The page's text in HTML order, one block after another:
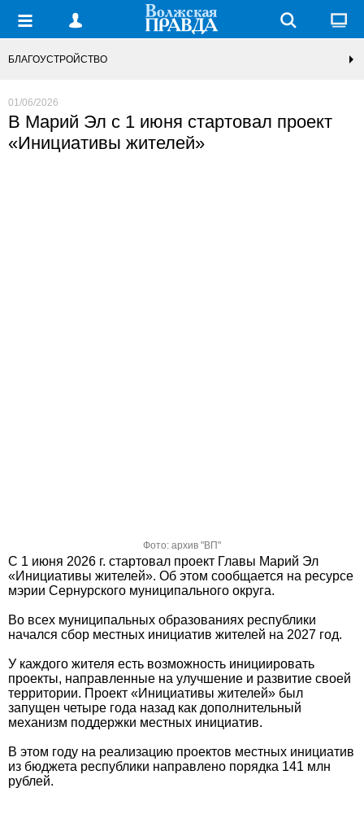
БЛАГОУСТРОЙСТВО
01/06/2026
В Марий Эл с 1 июня стартовал проект
«Инициативы жителей»
Фото: архив "ВП"
С 1 июня 2026 г. стартовал проект Главы Марий Эл
«Инициативы жителей». Об этом сообщается на ресурсе
мэрии Сернурского муниципального округа.
Во всех муниципальных образованиях республики
начался сбор местных инициатив жителей на 2027 год.
У каждого жителя есть возможность инициировать
проекты, направленные на улучшение и развитие своей
территории. Проект «Инициативы жителей» был
запущен четыре года назад как дополнительный
механизм поддержки местных инициатив.
В этом году на реализацию проектов местных инициатив
из бюджета республики направлено порядка 141 млн
рублей.